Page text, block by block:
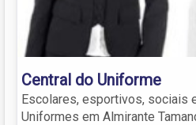
Central do Uniforme
Escolares, esportivos, sociais
Uniformes em Almirante